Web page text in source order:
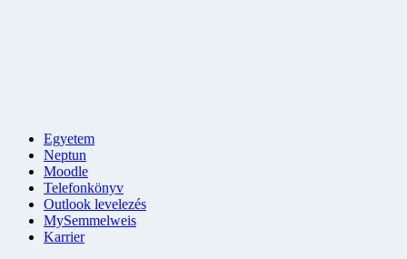
Egyetem
Neptun
Moodle
Telefonkönyv
Outlook levelezés
MySemmelweis
Karrier